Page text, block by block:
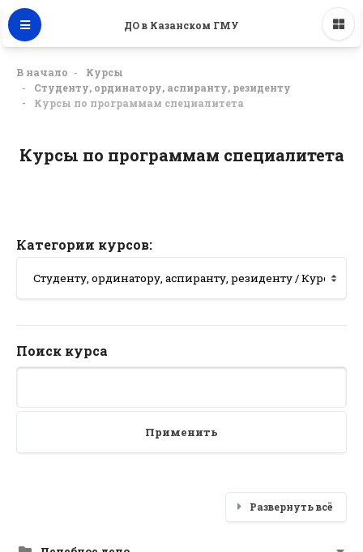
ДО в Казанском ГМУ
В начало
Курсы
Студенту, ординатору, аспиранту, резиденту
Курсы по программам специалитета
Курсы по программам специалитета
Категории курсов:
Поиск курса
Применить
Развернуть всё